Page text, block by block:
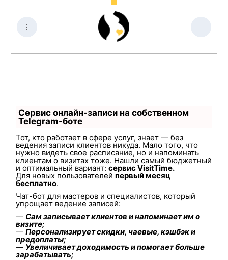
Сервис онлайн-записи на собственном
Telegram-боте
Тот, кто работает в сфере услуг, знает — без
ведения записи клиентов никуда. Мало того, что
нужно видеть свое расписание, но и напоминать
клиентам о визитах тоже. Нашли самый бюджетный
и оптимальный вариант: сервис VisitTime.
Для новых пользователей первый месяц
бесплатно.
Чат-бот для мастеров и специалистов, который
упрощает ведение записей:
— Сам записывает клиентов и напоминает им о
визите;
— Персонализирует скидки, чаевые, кэшбэк и
предоплаты;
— Увеличивает доходимость и помогает больше
зарабатывать;